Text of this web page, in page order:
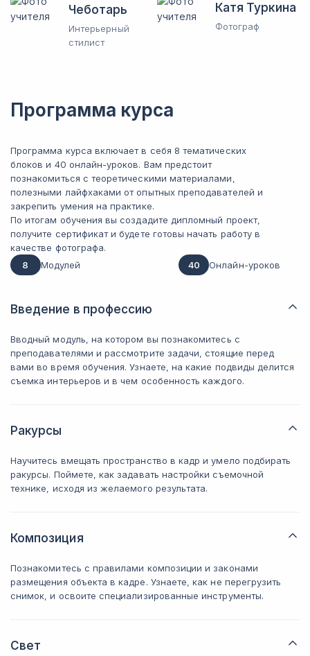
Чеботарь
Интерьерный
стилист
Катя Туркина
Фотограф
Программа курса
Программа курса включает в себя 8 тематических
блоков и 40 онлайн-уроков. Вам предстоит
познакомиться с теоретическими материалами,
полезными лайфхаками от опытных преподавателей и
закрепить умения на практике.
По итогам обучения вы создадите дипломный проект,
получите сертификат и будете готовы начать работу в
качестве фотографа.
8
Модулей 40 Онлайн-уроков
Введение в профессию
Вводный модуль, на котором вы познакомитесь с
преподавателями и рассмотрите задачи, стоящие перед
вами во время обучения. Узнаете, на какие подвиды делится
съемка интерьеров и в чем особенность каждого.
Ракурсы
Научитесь вмещать пространство в кадр и умело подбирать
ракурсы. Поймете, как задавать настройки съемочной
технике, исходя из желаемого результата.
Композиция
Познакомитесь с правилами композиции и законами
размещения объекта в кадре. Узнаете, как не перегрузить
снимок, и освоите специализированные инструменты.
Свет